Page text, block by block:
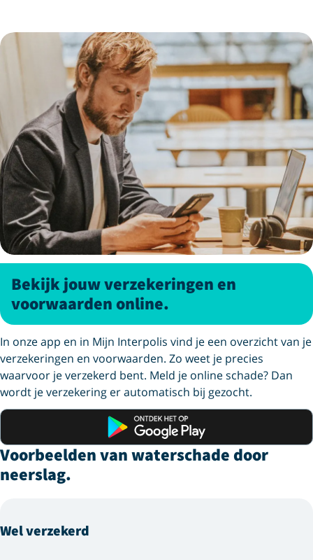
Bekijk jouw verzekeringen en
voorwaarden online.
In onze app en in Mijn Interpolis vind je een overzicht van je
verzekeringen en voorwaarden. Zo weet je precies
waarvoor je verzekerd bent. Meld je online schade? Dan
wordt je verzekering er automatisch bij gezocht.
Ontdek het op Google Play
Voorbeelden van waterschade door
neerslag.
Wel verzekerd